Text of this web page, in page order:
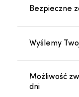
Bezpieczne
Wyślemy
Możliwość
dni